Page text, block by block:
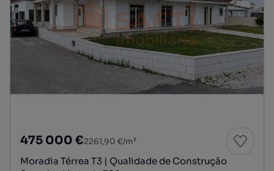
475 000 €2261,90 €/m²
Moradia Térrea T3 | Qualidade de Construção